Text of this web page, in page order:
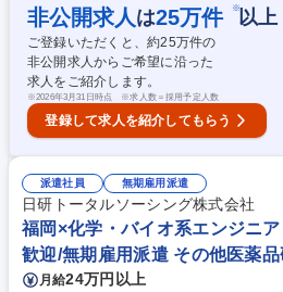
後の発注・納品スケジュールの管理 ※既にお取引のある企業様は直接本社
へ発注頂く事も多いです ●工事を伴う案件
細引継ぎ 携帯・iPad貸与あり。外出先で
境です。ゆくゆくは「電気工事士」など
高めステップアップしていきましょう 募集職種 【刈谷/ルート営業(電気設
備)】営業経験者/年収450万円～◆創業65年
非公開求人 は25万件 ※以上
ご登録いただくと、約25万件の
非公開求人からご希望に沿った
求人をご紹介します。
※2026年3月31日時点 ※求人数＝採用予定人数
登録して求人を紹介してもらう
派遣社員 無期雇用派遣
日研トータルソーシング株式会社
福岡×化学・バイオ系エンジニ
歓迎/無期雇用派遣 その他医薬
月給24万円以上